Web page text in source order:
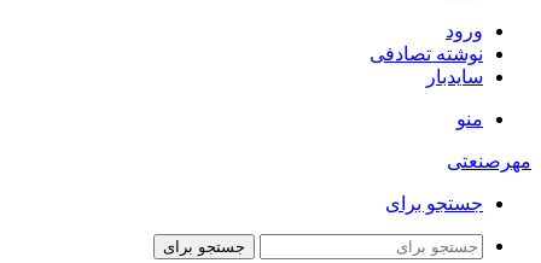
ورود
نوشته تصادفی
سایدبار
منو
مهرصنعتی
جستجو برای
جستجو برای